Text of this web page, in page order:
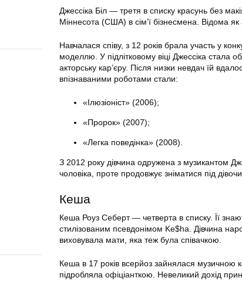
Джессіка Біл — третя в списку красунь без
Міннесота (США) в сім’ї бізнесмена. Відома як
Навчалася співу, з 12 років брала участь у
моделлю. У підлітковому віці Джессіка стала
акторську кар’єру. Після низки невдач їй
впізнаваними роботами стали:
«Ілюзіоніст» (2006);
«Пророк» (2007);
«Легка поведінка» (2008).
З 2012 року дівчина одружена з музикантом
чоловіка, проте продовжує зніматися під
Кеша
Кеша Роуз Себерт — четверта в списку. Її
стилізованим псевдонімом Ke$ha. Дівчина
виховувала мати, яка теж була співачкою.
Кеша в 17 років всерйоз зайнялася музичною
підробляла офіціанткою. Невеликий дохід